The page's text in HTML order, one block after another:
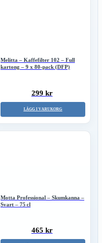
Melitta – Kaffefilter 102 – Full
kartong – 9 x 80-pack (DFP)
299 kr
LÄGG I VARUKORG
Motta Professional – Skumkanna –
Svart – 75 cl
465 kr